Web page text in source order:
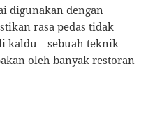
digunakan dengan
rasa pedas tidak
kaldu—sebuah teknik
oleh banyak restoran